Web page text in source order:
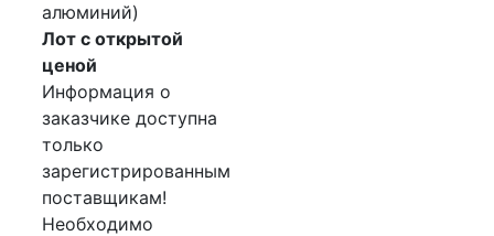
алюминий)
Лот с открытой
ценой
Информация о
заказчике доступна
только
зарегистрированным
поставщикам!
Необходимо